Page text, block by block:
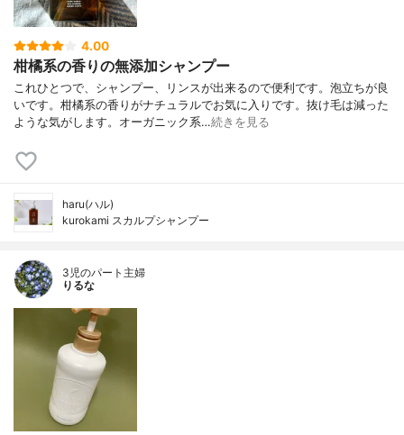
4.00
柑橘系の香りの無添加シャンプー
これひとつで、シャンプー、リンスが出来るので便利です。泡立ちが良
いです。柑橘系の香りがナチュラルでお気に入りです。抜け毛は減った
ような気がします。オーガニック系…続きを見る
haru(ハル)
kurokami スカルプシャンプー
3児のパート主婦
りるな